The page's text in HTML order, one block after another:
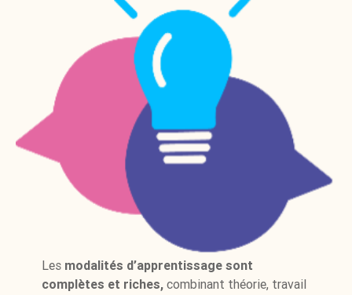
Les modalités d’apprentissage sont
complètes et riches,combinant théorie, travail